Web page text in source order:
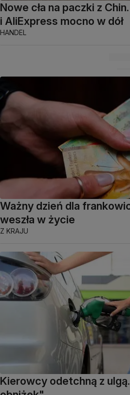
Nowe cła na paczki z
i AliExpress mocno w dół
HANDEL
Ważny dzień dla
weszła w życie
Z KRAJU
Kierowcy odetchną z